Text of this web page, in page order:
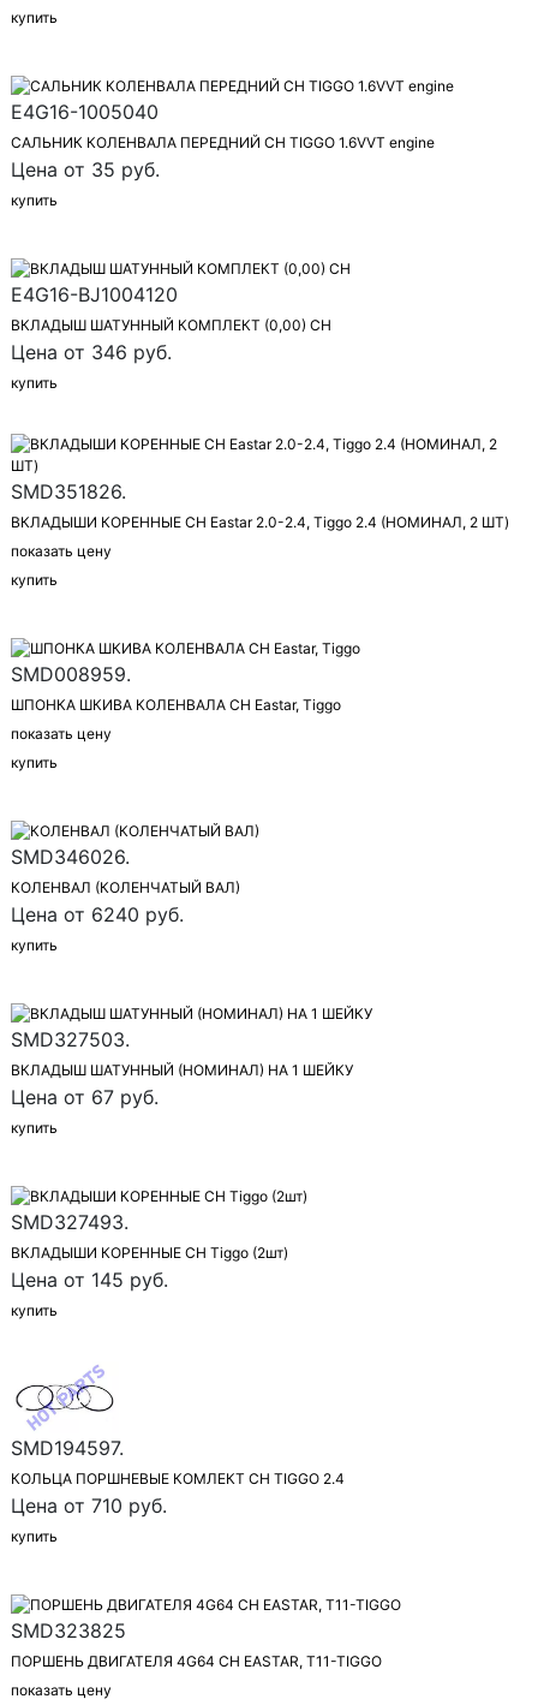
купить
E4G16-1005040
САЛЬНИК КОЛЕНВАЛА ПЕРЕДНИЙ CH TIGGO 1.6VVT engine
Цена от 35 руб.
купить
E4G16-BJ1004120
ВКЛАДЫШ ШАТУННЫЙ КОМПЛЕКТ (0,00) CH
Цена от 346 руб.
купить
SMD351826.
ВКЛАДЫШИ КОРЕННЫЕ CH Eastar 2.0-2.4, Tiggo 2.4 (НОМИНАЛ, 2 ШТ)
показать цену
купить
SMD008959.
ШПОНКА ШКИВА КОЛЕНВАЛА CH Eastar, Tiggo
показать цену
купить
SMD346026.
КОЛЕНВАЛ (КОЛЕНЧАТЫЙ ВАЛ)
Цена от 6240 руб.
купить
SMD327503.
ВКЛАДЫШ ШАТУННЫЙ (НОМИНАЛ) НА 1 ШЕЙКУ
Цена от 67 руб.
купить
SMD327493.
ВКЛАДЫШИ КОРЕННЫЕ CH Tiggo (2шт)
Цена от 145 руб.
купить
SMD194597.
КОЛЬЦА ПОРШНЕВЫЕ КОМЛЕКТ CH TIGGO 2.4
Цена от 710 руб.
купить
SMD323825
ПОРШЕНЬ ДВИГАТЕЛЯ 4G64 CH EASTAR, T11-TIGGO
показать цену